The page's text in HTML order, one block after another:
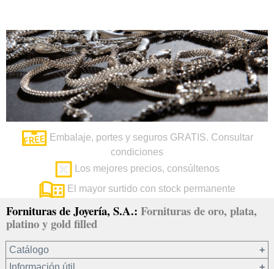
Embalaje, portes y seguros GRATIS. Consultar
condiciones
Los mejores precios, consúltenos
El mayor surtido con stock permanente
Fornituras de Joyería, S.A.: Fornituras de oro, plata,
platino y gold filled
Catálogo
Información útil